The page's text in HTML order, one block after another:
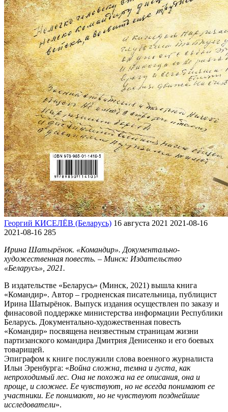
Георгий КИСЕЛЁВ (Беларусь) 16 августа 2021 2021-08-16
2021-08-16 285
Ирина Шатырёнок. «Командир». Документально-
художественная повесть. – Минск: Издательство
«Беларусь», 2021.
В издательстве «Беларусь» (Минск, 2021) вышла книга
«Командир». Автор – гродненская писательница, публицист
Ирина Шатырёнок. Выпуск издания осуществлен по заказу и
финасовой поддержке министерства информации Республики
Беларусь. Документально-художественная повесть
«Командир» посвящена неизвестным страницам жизни
партизанского командира Дмитрия Денисенко и его боевых
товарищей.
Эпиграфом к книге послужили слова военного журналиста
Ильи Эренбурга: «Война сложна, темна и густа, как
непроходимый лес. Она не похожа на ее описания, она и
проще, и сложнее. Ее чувствуют, но не всегда понимают ее
участники. Ее понимают, но не чувствуют позднейшие
исследователи».